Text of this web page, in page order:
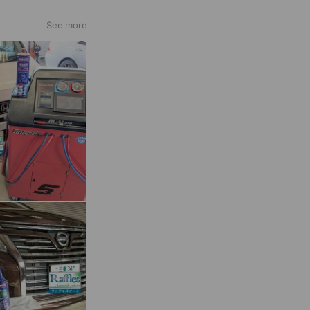
See more